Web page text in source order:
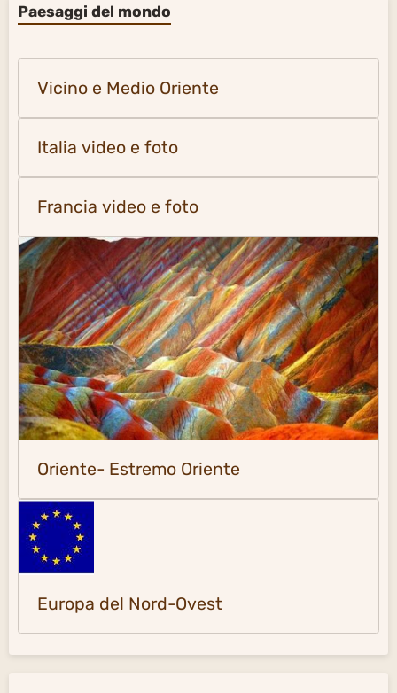
Paesaggi del mondo
Vicino e Medio Oriente
Italia video e foto
Francia video e foto
Oriente- Estremo Oriente
Europa del Nord-Ovest